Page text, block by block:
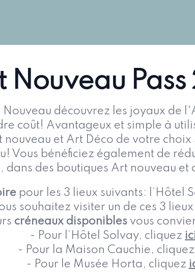
Nouveau
Nouveau découvrez les joyaux de
coût! Avantageux et simple à
nouveau et Art Déco de votre
Vous bénéficiez également de
dans des boutiques Art nouveau et
pour les 3 lieux suivants: l’Hôtel
souhaitez visiter un de ces 3
créneaux disponibles vous
- Pour l’Hôtel Solvay, cliquez
- Pour la Maison Cauchie, cliquez
- Pour le Musée Horta, cliquez